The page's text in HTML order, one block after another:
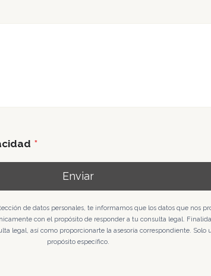
*
Enviar
de datos personales, te informamos que los datos que nos
con el propósito de responder a tu consulta legal.
legal, así como proporcionarte la asesoría correspondiente. Solo
propósito específico.